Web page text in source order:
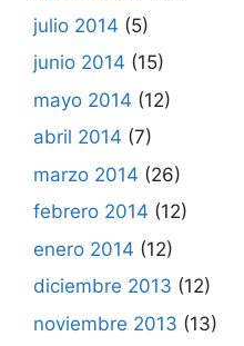
julio 2014 (5)
junio 2014 (15)
mayo 2014 (12)
abril 2014 (7)
marzo 2014 (26)
febrero 2014 (12)
enero 2014 (12)
diciembre 2013 (12)
noviembre 2013 (13)